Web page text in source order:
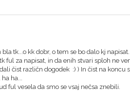
tk...o kk dobr, o tem se bo dalo kj
ful za napisat, in da enih stvari sploh ne
čist različn dogodek :) ) In čist na koncu
ha...
ful vesela da smo se vsaj nečsa znebili.